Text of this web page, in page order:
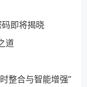
即将揭晓
道
整合与智能增强”